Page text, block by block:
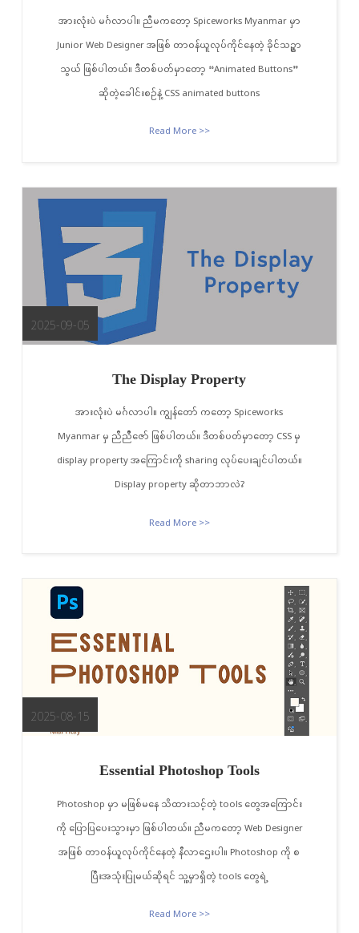
အားလုံးပဲ မင်္ဂလာပါ။ ညီမကတော့ Spiceworks Myanmar မှာ
Junior Web Designer အဖြစ် တာဝန်ယူလုပ်ကိုင်နေတဲ့ ခိုင်သဥ္ဇာ
သွယ် ဖြစ်ပါတယ်။ ဒီတစ်ပတ်မှာတော့ “Animated Buttons”
ဆိုတဲ့ခေါင်းစဉ်နဲ့ CSS animated buttons
Read More >>
2025-09-05
The Display Property
အားလုံးပဲ မင်္ဂလာပါ။ ကျွန်တော် ကတော့ Spiceworks
Myanmar မှ ညီညီီဇော် ဖြစ်ပါတယ်။ ဒီတစ်ပတ်မှာတော့ CSS မှ
display property အကြောင်းကို sharing လုပ်ပေးချင်ပါတယ်။
Display property ဆိုတာဘာလဲ?
Read More >>
2025-08-15
Essential Photoshop Tools
Photoshop မှာ မဖြစ်မနေ သိထားသင့်တဲ့ tools တွေအကြောင်း
ကို ပြောပြပေးသွားမှာ ဖြစ်ပါတယ်။ ညီမကတော့ Web Designer
အဖြစ် တာဝန်ယူလုပ်ကိုင်နေတဲ့ နီလာဌေးပါ။ Photoshop ကို စ
ပြီးအသုံးပြုမယ်ဆိုရင် သူ့မှာရှိတဲ့ tools တွေရဲ့
Read More >>